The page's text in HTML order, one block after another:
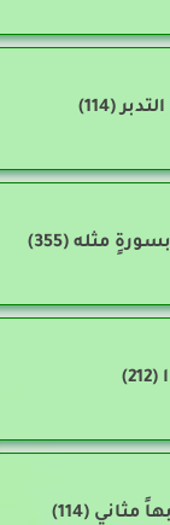
(114)
بسورةٍ مثله (355)
(212)
مثاني (114)